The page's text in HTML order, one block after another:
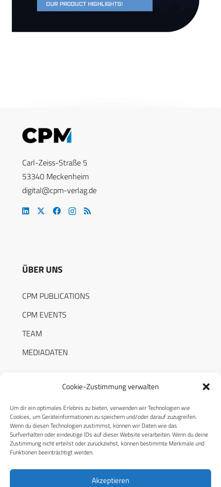
Cookie-Zustimmung verwalten
Um dir ein optimales Erlebnis zu bieten, verwenden wir Technologien wie
Cookies, um Geräteinformationen zu speichern und/oder darauf zuzugreifen.
Wenn du diesen Technologien zustimmst, können wir Daten wie das
Surfverhalten oder eindeutige IDs auf dieser Website verarbeiten. Wenn du deine
Zustimmung nicht erteilst oder zurückziehst, können bestimmte Merkmale und
Funktionen beeinträchtigt werden.
Akzeptieren
Carl-Zeiss-Straße 5
53340 Meckenheim
digital@cpm-verlag.de
ÜBER UNS
CPM PUBLICATIONS
CPM EVENTS
TEAM
MEDIADATEN
RECHTLICHES
Datenschutzerklärung
Cookie-Richtlinie (EU)